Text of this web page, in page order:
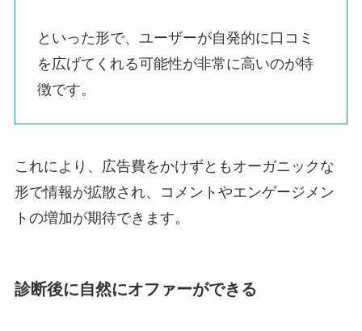
といった形で、ユーザーが自発的に口コミ
を広げてくれる可能性が非常に高いのが特
徴です。
これにより、広告費をかけずともオーガニックな
形で情報が拡散され、コメントやエンゲージメン
トの増加が期待できます。
診断後に自然にオファーができる